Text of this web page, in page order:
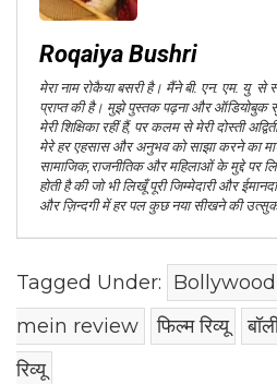
Roqaiya Bushri
मेरा नाम रोकैया बसरी है। मैंने बी. एन. एम. यु से
प्राप्त की है। मुझे पुस्तक पढ़ना और ऑडियोबुक
मेरी शिक्षिका रहीं हैं, पर कलम से मेरी दोस्ती
मेरे हर एहसास और अनुभव को साझा करने का
सामाजिक,राजनीतिक और महिलाओं के मुद्दे पर
होती है की जो भी लिखूँ पूरी जिम्मेदारी और
और ज़िन्दगी में हर पल कुछ नया सीखने की
Tagged Under: Bollywood
mein review
फिल्म रिव्यू
रिव्यू